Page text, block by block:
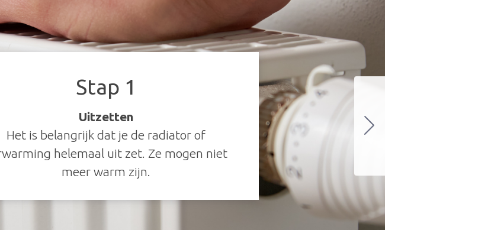
Stap 1
Uitzetten
Het is belangrijk dat je de radiator of
helemaal uit zet. Ze mogen niet
meer warm zijn.